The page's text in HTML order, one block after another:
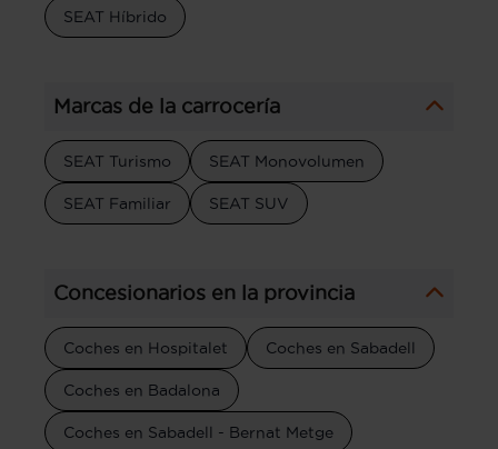
SEAT Híbrido
Marcas de la carrocería
SEAT Turismo SEAT Monovolumen
SEAT Familiar SEAT SUV
Concesionarios en la provincia
Coches en Hospitalet Coches en Sabadell
Coches en Badalona
Coches en Sabadell - Bernat Metge